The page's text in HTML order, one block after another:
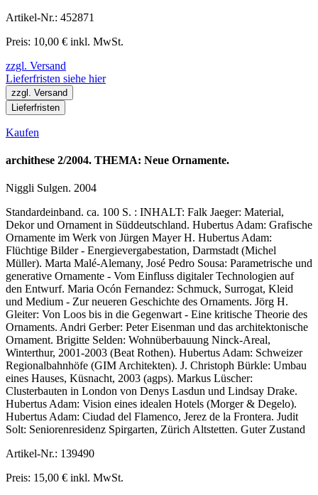
Artikel-Nr.: 452871
Preis: 10,00 € inkl. MwSt.
zzgl. Versand
Lieferfristen siehe hier
zzgl. Versand
Lieferfristen
Kaufen
archithese 2/2004. THEMA: Neue Ornamente.
Niggli Sulgen. 2004
Standardeinband. ca. 100 S. : INHALT: Falk Jaeger: Material,
Dekor und Ornament in Süddeutschland. Hubertus Adam: Grafische
Ornamente im Werk von Jürgen Mayer H. Hubertus Adam:
Flüchtige Bilder - Energievergabestation, Darmstadt (Michel
Müller). Marta Malé-Alemany, José Pedro Sousa: Parametrische und
generative Ornamente - Vom Einfluss digitaler Technologien auf
den Entwurf. Maria Ocón Fernandez: Schmuck, Surrogat, Kleid
und Medium - Zur neueren Geschichte des Ornaments. Jörg H.
Gleiter: Von Loos bis in die Gegenwart - Eine kritische Theorie des
Ornaments. Andri Gerber: Peter Eisenman und das architektonische
Ornament. Brigitte Selden: Wohnüberbauung Ninck-Areal,
Winterthur, 2001-2003 (Beat Rothen). Hubertus Adam: Schweizer
Regionalbahnhöfe (GIM Architekten). J. Christoph Bürkle: Umbau
eines Hauses, Küsnacht, 2003 (agps). Markus Lüscher:
Clusterbauten in London von Denys Lasdun und Lindsay Drake.
Hubertus Adam: Vision eines idealen Hotels (Morger & Degelo).
Hubertus Adam: Ciudad del Flamenco, Jerez de la Frontera. Judit
Solt: Seniorenresidenz Spirgarten, Zürich Altstetten. Guter Zustand
Artikel-Nr.: 139490
Preis: 15,00 € inkl. MwSt.